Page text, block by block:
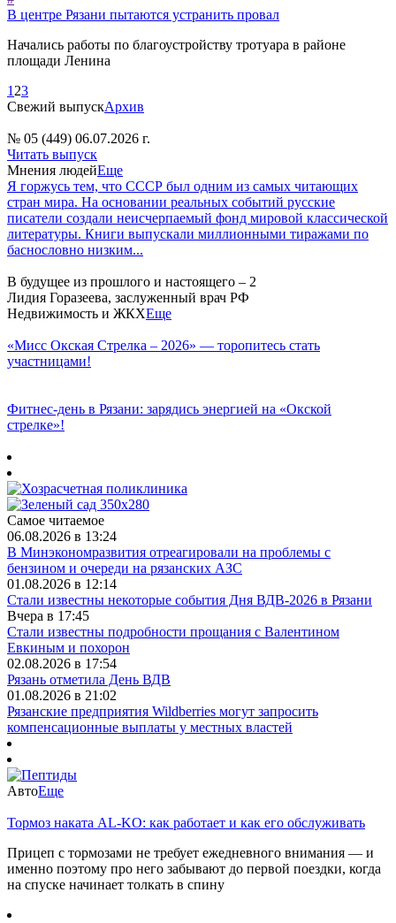
В центре Рязани пытаются устранить провал
Начались работы по благоустройству тротуара в районе
площади Ленина
1 23
Свежий выпускАрхив
№ 05 (449) 06.07.2026 г.
Читать выпуск
Мнения людейЕще
Я горжусь тем, что СССР был одним из самых читающих
стран мира. На основании реальных событий русские
писатели создали неисчерпаемый фонд мировой классической
литературы. Книги выпускали миллионными тиражами по
баснословно низким...
В будущее из прошлого и настоящего – 2
Лидия Горазеева, заслуженный врач РФ
Недвижимость и ЖКХЕще
«Мисс Окская Стрелка – 2026» — торопитесь стать
участницами!
Фитнес‑день в Рязани: зарядись энергией на «Окской
стрелке»!
Самое читаемое
06.08.2026 в 13:24
В Минэкономразвития отреагировали на проблемы с
бензином и очереди на рязанских АЗС
01.08.2026 в 12:14
Стали известны некоторые события Дня ВДВ-2026 в Рязани
Вчера в 17:45
Стали известны подробности прощания с Валентином
Евкиным и похорон
02.08.2026 в 17:54
Рязань отметила День ВДВ
01.08.2026 в 21:02
Рязанские предприятия Wildberries могут запросить
компенсационные выплаты у местных властей
АвтоЕще
Тормоз наката AL-KO: как работает и как его обслуживать
Прицеп с тормозами не требует ежедневного внимания — и
именно поэтому про него забывают до первой поездки, когда
на спуске начинает толкать в спину